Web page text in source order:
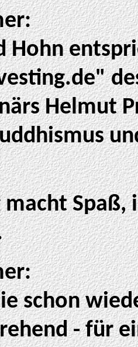
Hohn
Helmut
macht
schon
- für